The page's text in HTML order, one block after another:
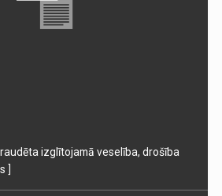
izglītojamā veselība, drošība
]